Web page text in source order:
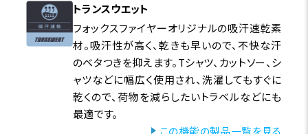
トランスウエット
フォックスファイヤーオリジナルの吸汗速乾素
材。吸汗性が高く、乾きも早いので、不快な汗
のベタつきを抑えます。Tシャツ、カットソー、シ
ャツなどに幅広く使用され、洗濯してもすぐに
乾くので、荷物を減らしたいトラベルなどにも
最適です。
この機能の製品一覧を見る